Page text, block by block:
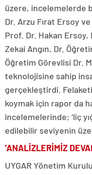
üzere, incelemelerde
Dr. Arzu Fırat Ersoy
Prof. Dr. Hakan Ersoy,
Zekai Angın, Dr.
Öğretim Görevlisi Dr.
teknolojisine sahip
gerçekleştirdi.
koymak için rapor da
incelemelerinde; ‘liç
edilebilir seviyenin
‘ANALİZLERİMİZ
UYGAR Yönetim